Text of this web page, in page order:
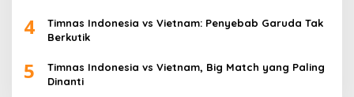
4
Timnas Indonesia vs Vietnam: Penyebab Garuda Tak
Berkutik
5
Timnas Indonesia vs Vietnam, Big Match yang Paling
Dinanti